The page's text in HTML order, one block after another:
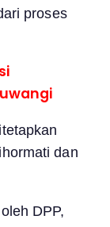
proses
dan
DPP,